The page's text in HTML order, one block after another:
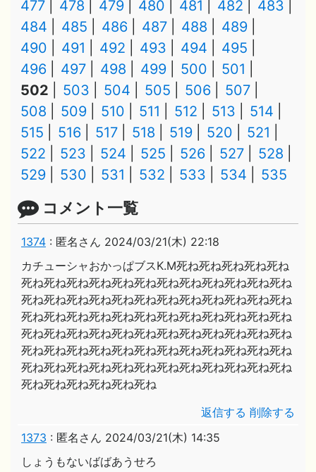
477 478 479 480 481 482
483
484
485 486 487 488
489
490
491 492 493 494
495
496
497 498 499 500
501
502
503 504 505 506
507
508
509 510 511 512 513
514
515
516 517 518 519 520
521
522
523 524 525 526 527
528
529
530 531 532 533 534 535
コメント一覧
1374 : 匿名さん 2024/03/21(木) 22:18
カチューシャおかっぱブスK.M死ね死ね死ね死ね死ね
死ね死ね死ね死ね死ね死ね死ね死ね死ね死ね死ね死ね
死ね死ね死ね死ね死ね死ね死ね死ね死ね死ね死ね死ね
死ね死ね死ね死ね死ね死ね死ね死ね死ね死ね死ね死ね
死ね死ね死ね死ね死ね死ね死ね死ね死ね死ね死ね死ね
死ね死ね死ね死ね死ね死ね死ね死ね死ね死ね死ね死ね
死ね死ね死ね死ね死ね死ね死ね死ね死ね死ね死ね死ね
死ね死ね死ね死ね死ね死ね
返信する 削除する
1373 : 匿名さん 2024/03/21(木) 14:35
しょうもないばばあうせろ